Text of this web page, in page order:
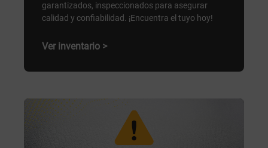
garantizados, inspeccionados para asegurar
calidad y confiabilidad. ¡Encuentra el tuyo hoy!
Ver inventario >